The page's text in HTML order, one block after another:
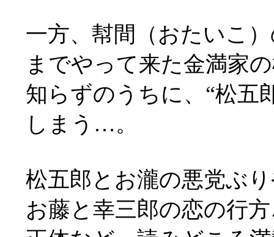
一方、幇間（おたいこ
までやって来た金満家
知らずのうちに、“松五
しまう…。
松五郎とお瀧の悪党ぶ
お藤と幸三郎の恋の行